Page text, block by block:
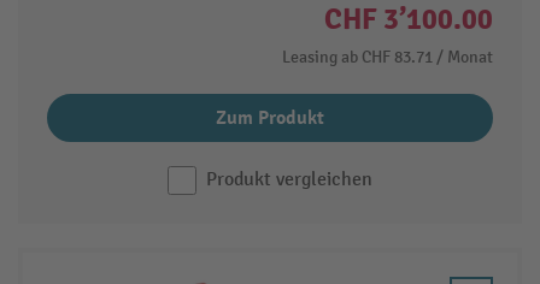
CHF 3’100.00
Leasing ab CHF 83.71/ Monat
Zum Produkt
Produkt vergleichen